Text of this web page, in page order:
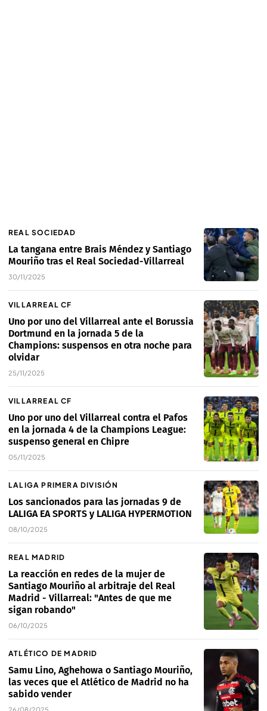
REAL SOCIEDAD
La tangana entre Brais Méndez y Santiago
Mouriño tras el Real Sociedad-Villarreal
30/11/2025
VILLARREAL CF
Uno por uno del Villarreal ante el Borussia
Dortmund en la jornada 5 de la
Champions: suspensos en otra noche para
olvidar
25/11/2025
VILLARREAL CF
Uno por uno del Villarreal contra el Pafos
en la jornada 4 de la Champions League:
suspenso general en Chipre
05/11/2025
LALIGA PRIMERA DIVISIÓN
Los sancionados para las jornadas 9 de
LALIGA EA SPORTS y LALIGA HYPERMOTION
08/10/2025
REAL MADRID
La reacción en redes de la mujer de
Santiago Mouriño al arbitraje del Real
Madrid - Villarreal: "Antes de que me
sigan robando"
06/10/2025
ATLÉTICO DE MADRID
Samu Lino, Aghehowa o Santiago Mouriño,
las veces que el Atlético de Madrid no ha
sabido vender